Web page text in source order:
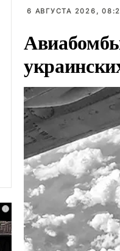
6 АВГУСТА 2026,